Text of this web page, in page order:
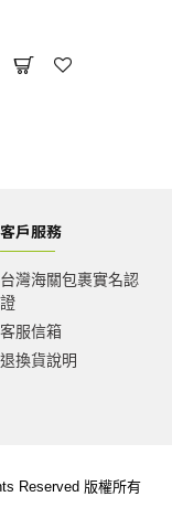
客戶服務
台灣海關包裹實名認
證
客服信箱
退換貨說明
Reserved 版權所有